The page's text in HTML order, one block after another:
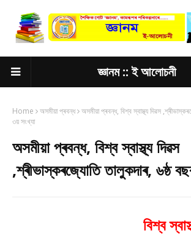
জ্ঞানম :: ই আলোচনী
Home অসমীয়া প্ৰবন্ধ অসমীয়া প্ৰবন্ধ, বিশ্ব স্বাস্থ্য দিৱস
৩য় সংখ্যা
অসমীয়া প্ৰবন্ধ, বিশ্ব স্বাস্থ্য দিৱস
,শ্ৰীভাস্কৰজ্যোতি তালুকদাৰ, ৬ষ্ঠ
বিশ্ব